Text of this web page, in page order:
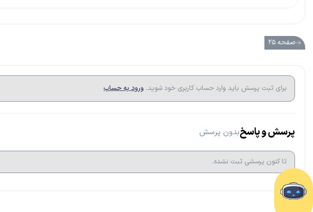
صفحه ۲۵
برای ثبت پرسش باید وارد حساب کاربری خود شوید. ورود به حساب
پرسش و پاسخبدون پرسش
تا کتون پرسشی ثبت نشده.